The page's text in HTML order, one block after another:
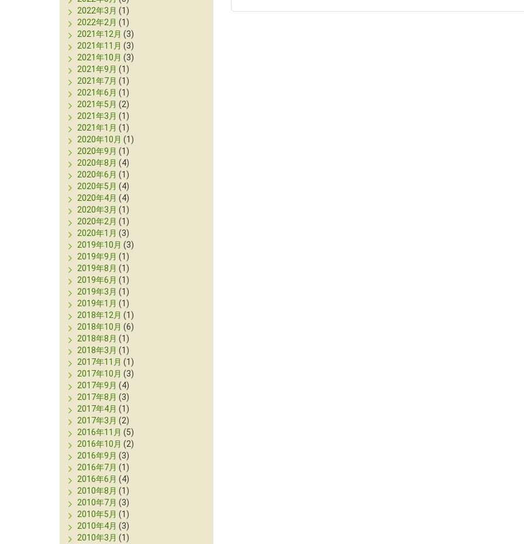
2022年3月 (1)
2022年2月 (1)
2021年12月 (3)
2021年11月 (3)
2021年10月 (3)
2021年9月 (1)
2021年7月 (1)
2021年6月 (1)
2021年5月 (2)
2021年3月 (1)
2021年1月 (1)
2020年10月 (1)
2020年9月 (1)
2020年8月 (4)
2020年6月 (1)
2020年5月 (4)
2020年4月 (4)
2020年3月 (1)
2020年2月 (1)
2020年1月 (3)
2019年10月 (3)
2019年9月 (1)
2019年8月 (1)
2019年6月 (1)
2019年3月 (1)
2019年1月 (1)
2018年12月 (1)
2018年10月 (6)
2018年8月 (1)
2018年3月 (1)
2017年11月 (1)
2017年10月 (3)
2017年9月 (4)
2017年8月 (3)
2017年4月 (1)
2017年3月 (2)
2016年11月 (5)
2016年10月 (2)
2016年9月 (3)
2016年7月 (1)
2016年6月 (4)
2010年8月 (1)
2010年7月 (3)
2010年5月 (1)
2010年4月 (3)
2010年3月 (1)